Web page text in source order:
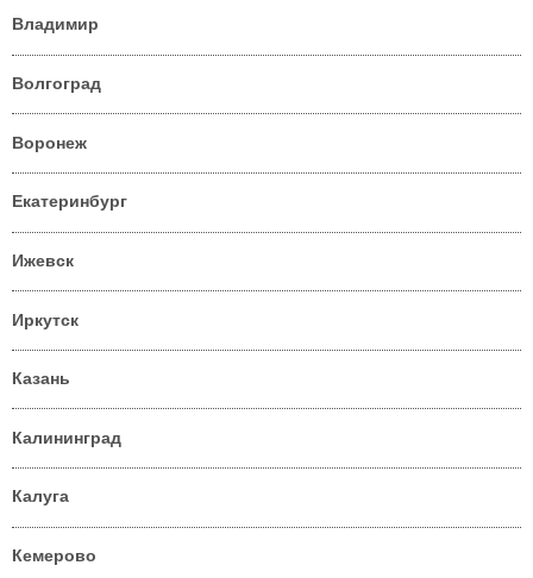
Владимир
Волгоград
Воронеж
Екатеринбург
Ижевск
Иркутск
Казань
Калининград
Калуга
Кемерово